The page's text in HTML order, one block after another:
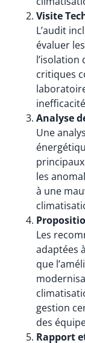
Visite
L’audit
évaluer
l’isolation
critiques
Analyse
Une
les
à une
Les
adaptées
que
gestion
des
Rapport